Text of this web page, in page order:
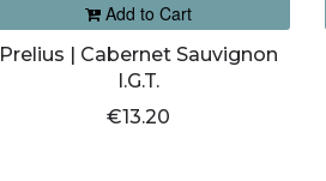
Add to Cart
Prelius | Cabernet Sauvignon
I.G.T.
€13.20